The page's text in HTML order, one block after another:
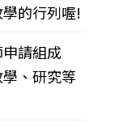
的行列喔!
申請組成
、研究等